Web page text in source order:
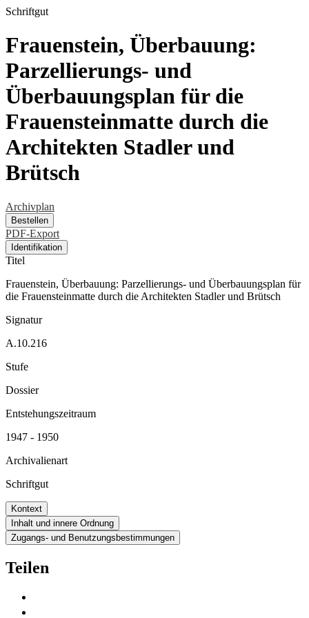
Schriftgut
Frauenstein, Überbauung:
Parzellierungs- und
Überbauungsplan für die
Frauensteinmatte durch die
Architekten Stadler und
Brütsch
Archivplan
Bestellen
PDF-Export
Identifikation
Titel
Frauenstein, Überbauung: Parzellierungs- und Überbauungsplan für
die Frauensteinmatte durch die Architekten Stadler und Brütsch
Signatur
A.10.216
Stufe
Dossier
Entstehungszeitraum
1947 - 1950
Archivalienart
Schriftgut
Kontext
Inhalt und innere Ordnung
Zugangs- und Benutzungsbestimmungen
Teilen